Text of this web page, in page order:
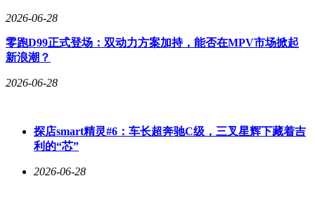
2026-06-28
零跑D99正式登场：双动力方案加持，能否在MPV市场掀起
新浪潮？
2026-06-28
探店smart精灵#6：车长超奔驰C级，三叉星辉下藏着吉
利的“芯”
2026-06-28